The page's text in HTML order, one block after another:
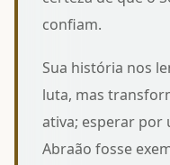
confiam.
Sua história nos
luta, mas
ativa; esperar por
Abraão fosse